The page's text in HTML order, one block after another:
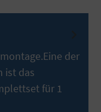
der
ist das
für 1